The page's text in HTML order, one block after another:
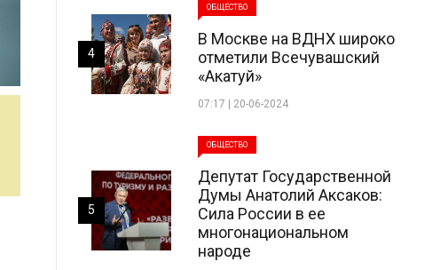
ОБЩЕСТВО
В Москве на ВДНХ широко
отметили Всечувашский
«Акатуй»
07:17 | 20-06-2024
4
ОБЩЕСТВО
Депутат Государственной
Думы Анатолий Аксаков:
Сила России в ее
многонациональном
народе
5